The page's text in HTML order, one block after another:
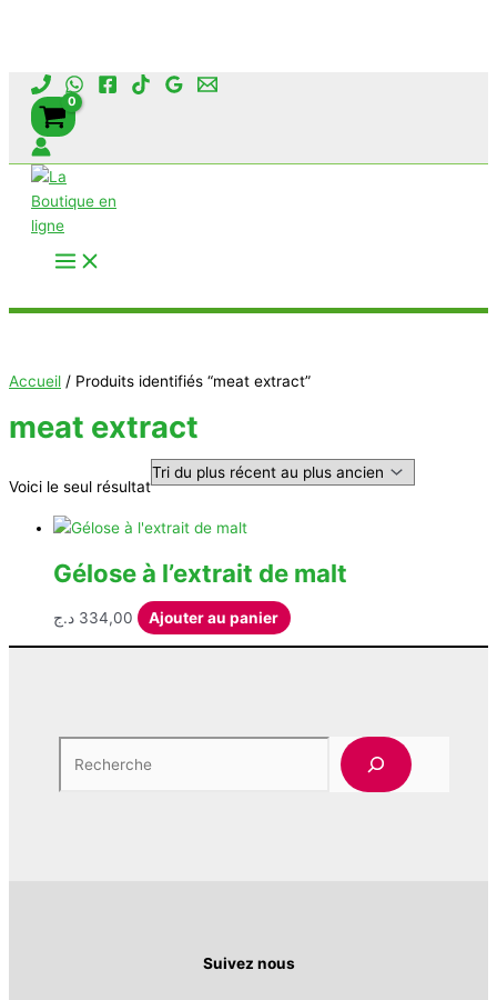
Aller
contenu
Accueil / Produits identifiés “meat extract”
meat extract
Voici le seul résultat
Gélose à l’extrait de malt
334,00 د.ج Ajouter au panier
Suivez nous